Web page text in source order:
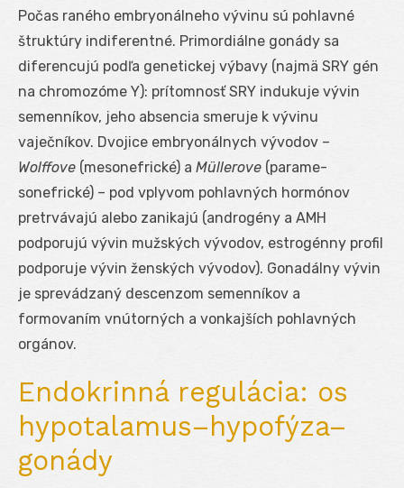
Počas raného embryonálneho vývinu sú pohlavné
štruktúry indiferentné. Primordiálne gonády sa
diferencujú podľa genetickej výbavy (najmä SRY gén
na chromozóme Y): prítomnosť SRY indukuje vývin
semenníkov, jeho absencia smeruje k vývinu
vaječníkov. Dvojice embryonálnych vývodov –
Wolffove (mesonefrické) a Müllerove (parame­
sonefrické) – pod vplyvom pohlavných hormónov
pretrvávajú alebo zanikajú (androgény a AMH
podporujú vývin mužských vývodov, estrogénny profil
podporuje vývin ženských vývodov). Gonadálny vývin
je sprevádzaný descenzom semenníkov a
formovaním vnútorných a vonkajších pohlavných
orgánov.
Endokrinná regulácia: os
hypotalamus–hypofýza–
gonády